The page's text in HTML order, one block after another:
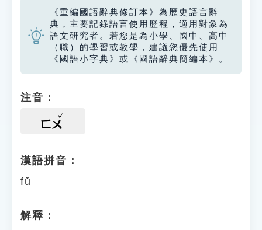
《重編國語辭典修訂本》為歷史語言辭
典，主要記錄語言使用歷程，適用對象為
語文研究者。若您是為小學、國中、高中
（職）的學習或教學，建議您優先使用
《國語小字典》或《國語辭典簡編本》。
注音：
ㄈㄨ
漢語拼音：
fǔ
解釋：